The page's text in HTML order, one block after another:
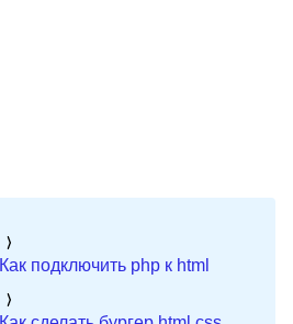
Как подключить php к html